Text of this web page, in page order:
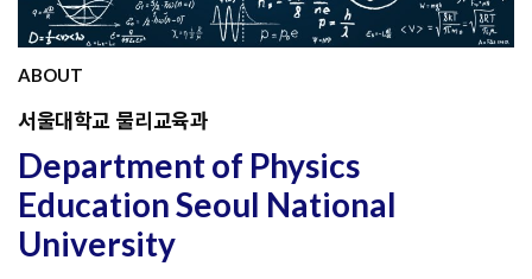
ABOUT
서울대학교 물리교육과
Department of Physics
Education Seoul National
University